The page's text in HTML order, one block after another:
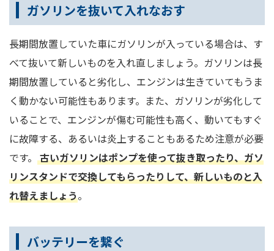
ガソリンを抜いて入れなおす
長期間放置していた車にガソリンが入っている場合は、す
べて抜いて新しいものを入れ直しましょう。ガソリンは長
期間放置していると劣化し、エンジンは生きていてもうま
く動かない可能性もあります。また、ガソリンが劣化して
いることで、エンジンが傷む可能性も高く、動いてもすぐ
に故障する、あるいは炎上することもあるため注意が必要
です。 古いガソリンはポンプを使って抜き取ったり、ガソ
リンスタンドで交換してもらったりして、新しいものと入
れ替えましょう。
バッテリーを繋ぐ